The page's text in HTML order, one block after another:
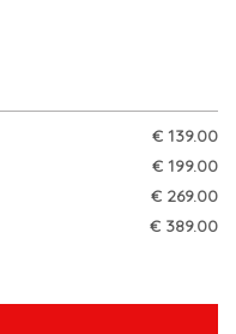
€ 139.00
€ 199.00
€ 269.00
€ 389.00